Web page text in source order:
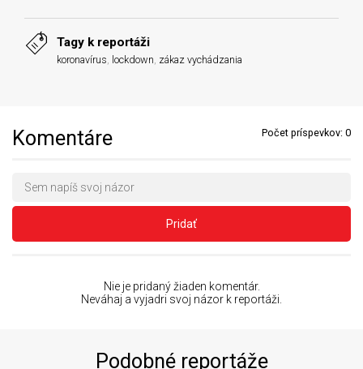
Tagy k reportáži
koronavírus lockdown zákaz vychádzania
Komentáre Počet príspevkov: 0
Pridať
Nie je pridaný žiaden komentár.
Neváhaj a vyjadri svoj názor k reportáži.
Podobné reportáže